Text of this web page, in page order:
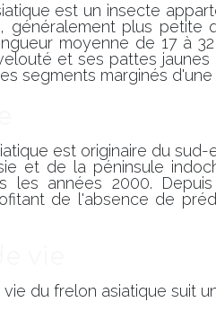
est un insecte
généralement plus petite
moyenne de 17 à
et ses pattes
segments marginés
est originaire du
et de la péninsule
les années 2000.
de l'absence de
du frelon asiatique suit